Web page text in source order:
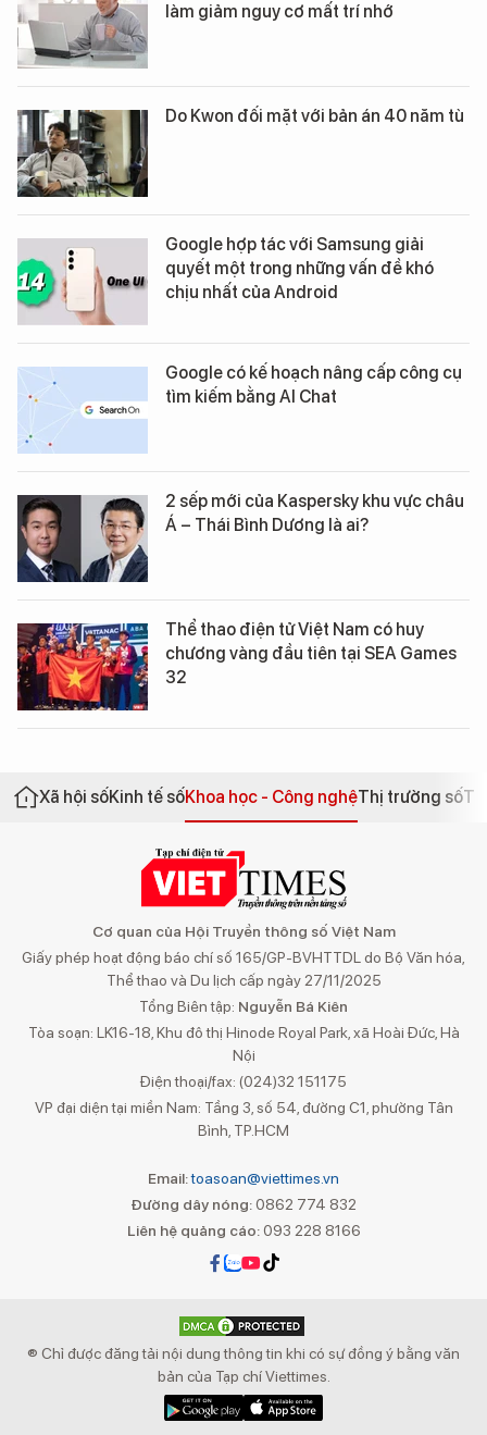
làm giảm nguy cơ mất trí nhớ
Do Kwon đối mặt với bản án 40 năm tù
Google hợp tác với Samsung giải
quyết một trong những vấn đề khó
chịu nhất của Android
Google có kế hoạch nâng cấp công cụ
tìm kiếm bằng AI Chat
2 sếp mới của Kaspersky khu vực châu
Á – Thái Bình Dương là ai?
Thể thao điện tử Việt Nam có huy
chương vàng đầu tiên tại SEA Games
32
Xã hội sốKinh tế sốKhoa học - Công nghệThị trường số
Cơ quan của Hội Truyền thông số Việt Nam
Giấy phép hoạt động báo chí số 165/GP-BVHTTDL do Bộ Văn hóa,
Thể thao và Du lịch cấp ngày 27/11/2025
Tổng Biên tập: Nguyễn Bá Kiên
Tòa soạn: LK16-18, Khu đô thị Hinode Royal Park, xã Hoài Đức, Hà
Nội
Điện thoại/fax: (024)32 151175
VP đại diện tại miền Nam: Tầng 3, số 54, đường C1, phường Tân
Bình, TP.HCM
Email:toasoan@viettimes.vn
Đường dây nóng: 0862 774 832
Liên hệ quảng cáo:093 228 8166
® Chỉ được đăng tải nội dung thông tin khi có sự đồng ý bằng văn
bản của Tạp chí Viettimes.